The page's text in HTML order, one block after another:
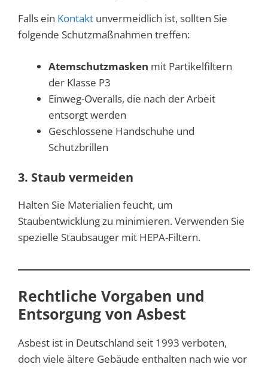
Falls ein Kontakt unvermeidlich ist, sollten Sie
folgende Schutzmaßnahmen treffen:
Atemschutzmasken mit Partikelfiltern
der Klasse P3
Einweg-Overalls, die nach der Arbeit
entsorgt werden
Geschlossene Handschuhe und
Schutzbrillen
3. Staub vermeiden
Halten Sie Materialien feucht, um
Staubentwicklung zu minimieren. Verwenden Sie
spezielle Staubsauger mit HEPA-Filtern.
Rechtliche Vorgaben und
Entsorgung von Asbest
Asbest ist in Deutschland seit 1993 verboten,
doch viele ältere Gebäude enthalten nach wie vor